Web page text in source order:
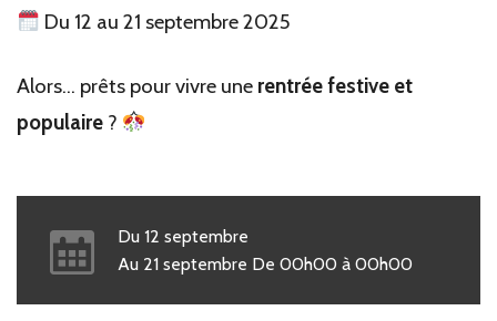
Du 12 au 21 septembre 2025
Alors… prêts pour vivre une rentrée festive et
populaire ?
Du 12 septembre
Au 21 septembre De00h00 à00h00